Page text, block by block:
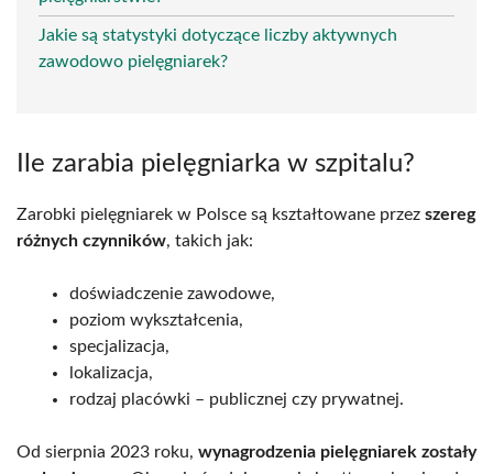
Jakie są statystyki dotyczące liczby aktywnych
zawodowo pielęgniarek?
Ile zarabia pielęgniarka w szpitalu?
Zarobki pielęgniarek w Polsce są kształtowane przez szereg
różnych czynników, takich jak:
doświadczenie zawodowe,
poziom wykształcenia,
specjalizacja,
lokalizacja,
rodzaj placówki – publicznej czy prywatnej.
Od sierpnia 2023 roku, wynagrodzenia pielęgniarek zostały